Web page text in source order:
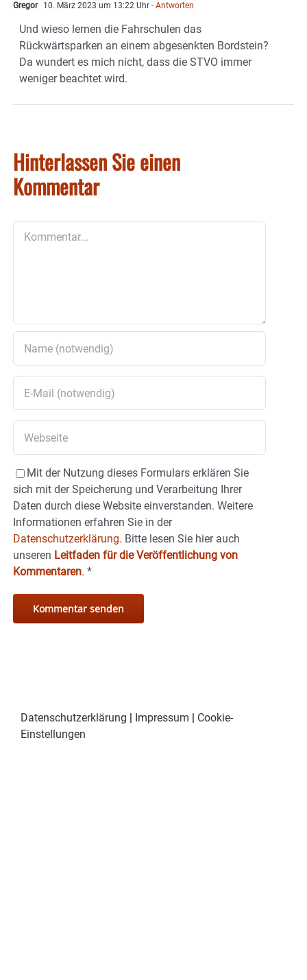
Gregor 10. März 2023 um 13:22 Uhr - Antworten
Und wieso lernen die Fahrschulen das
Rückwärtsparken an einem abgesenkten Bordstein?
Da wundert es mich nicht, dass die STVO immer
weniger beachtet wird.
Hinterlassen Sie einen
Kommentar
Mit der Nutzung dieses Formulars erklären Sie
sich mit der Speicherung und Verarbeitung Ihrer
Daten durch diese Website einverstanden. Weitere
Informationen erfahren Sie in der
Datenschutzerklärung. Bitte lesen Sie hier auch
unseren Leitfaden für die Veröffentlichung von
Kommentaren. *
Datenschutzerklärung Impressum
Cookie-
Einstellungen